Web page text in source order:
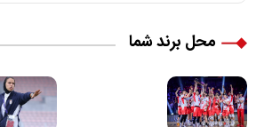
محل برند شما